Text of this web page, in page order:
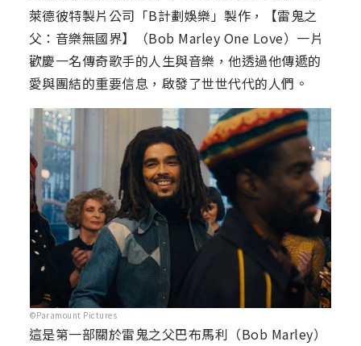
萊德彼特製片公司「B計劃娛樂」製作，【雷鬼之
父：音樂無國界】（Bob Marley One Love）一片
歡慶一名傳奇歌手的人生與音樂，他透過他傳遞的
愛與團結的重要信息，啟發了世世代代的人們。
©Paramount Pictures
這是第一部關於雷鬼之父巴布馬利（Bob Marley）